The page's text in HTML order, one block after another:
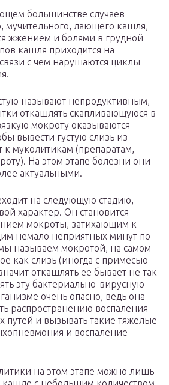
большинстве случаев
мучительного, лающего кашля,
жжением и болями в грудной
кашля приходится на
с чем нарушаются циклы
называют непродуктивным,
откашлять скапливающуюся в
мокроту оказываются
вывести густую слизь из
к муколитикам (препаратам,
На этом этапе болезни они
актуальными.
на следующую стадию,
характер. Он становится
мокроты, затихающим к
немало неприятных минут по
называем мокротой, на самом
как слизь (иногда с примесью
откашлять ее бывает не так
эту бактериально-вирусную
очень опасно, ведь она
распространению воспаления
путей и вызывать такие тяжелые
и воспаление
на этом этапе можно лишь